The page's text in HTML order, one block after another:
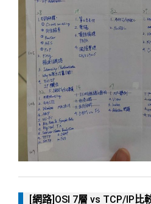
[網路]OSI 7層 vs TCP/IP比